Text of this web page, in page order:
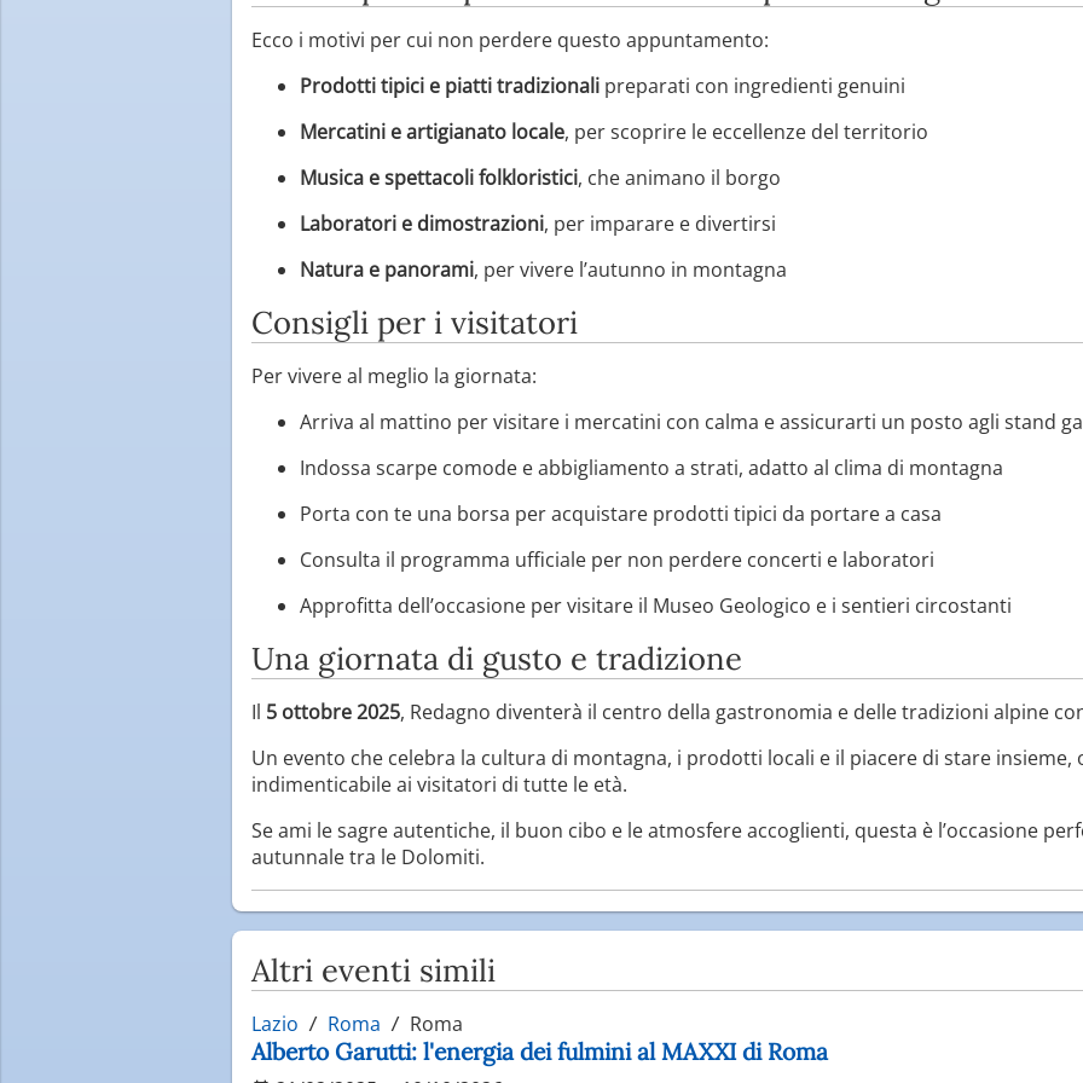
Ecco i motivi per cui non perdere questo appuntamento:
Prodotti tipici e piatti tradizionali preparati con ingredienti genuini
Mercatini e artigianato locale, per scoprire le eccellenze del territorio
Musica e spettacoli folkloristici, che animano il borgo
Laboratori e dimostrazioni, per imparare e divertirsi
Natura e panorami, per vivere l’autunno in montagna
Consigli per i visitatori
Per vivere al meglio la giornata:
Arriva al mattino per visitare i mercatini con calma e assicurarti un posto agli stand
Indossa scarpe comode e abbigliamento a strati, adatto al clima di montagna
Porta con te una borsa per acquistare prodotti tipici da portare a casa
Consulta il programma ufficiale per non perdere concerti e laboratori
Approfitta dell’occasione per visitare il Museo Geologico e i sentieri circostanti
Una giornata di gusto e tradizione
Il 5 ottobre 2025, Redagno diventerà il centro della gastronomia e delle tradizioni alpine
Un evento che celebra la cultura di montagna, i prodotti locali e il piacere di stare insieme,
indimenticabile ai visitatori di tutte le età.
Se ami le sagre autentiche, il buon cibo e le atmosfere accoglienti, questa è l’occasione
autunnale tra le Dolomiti.
Altri eventi simili
Lazio Roma Roma
Alberto Garutti: l'energia dei fulmini al MAXXI di Roma